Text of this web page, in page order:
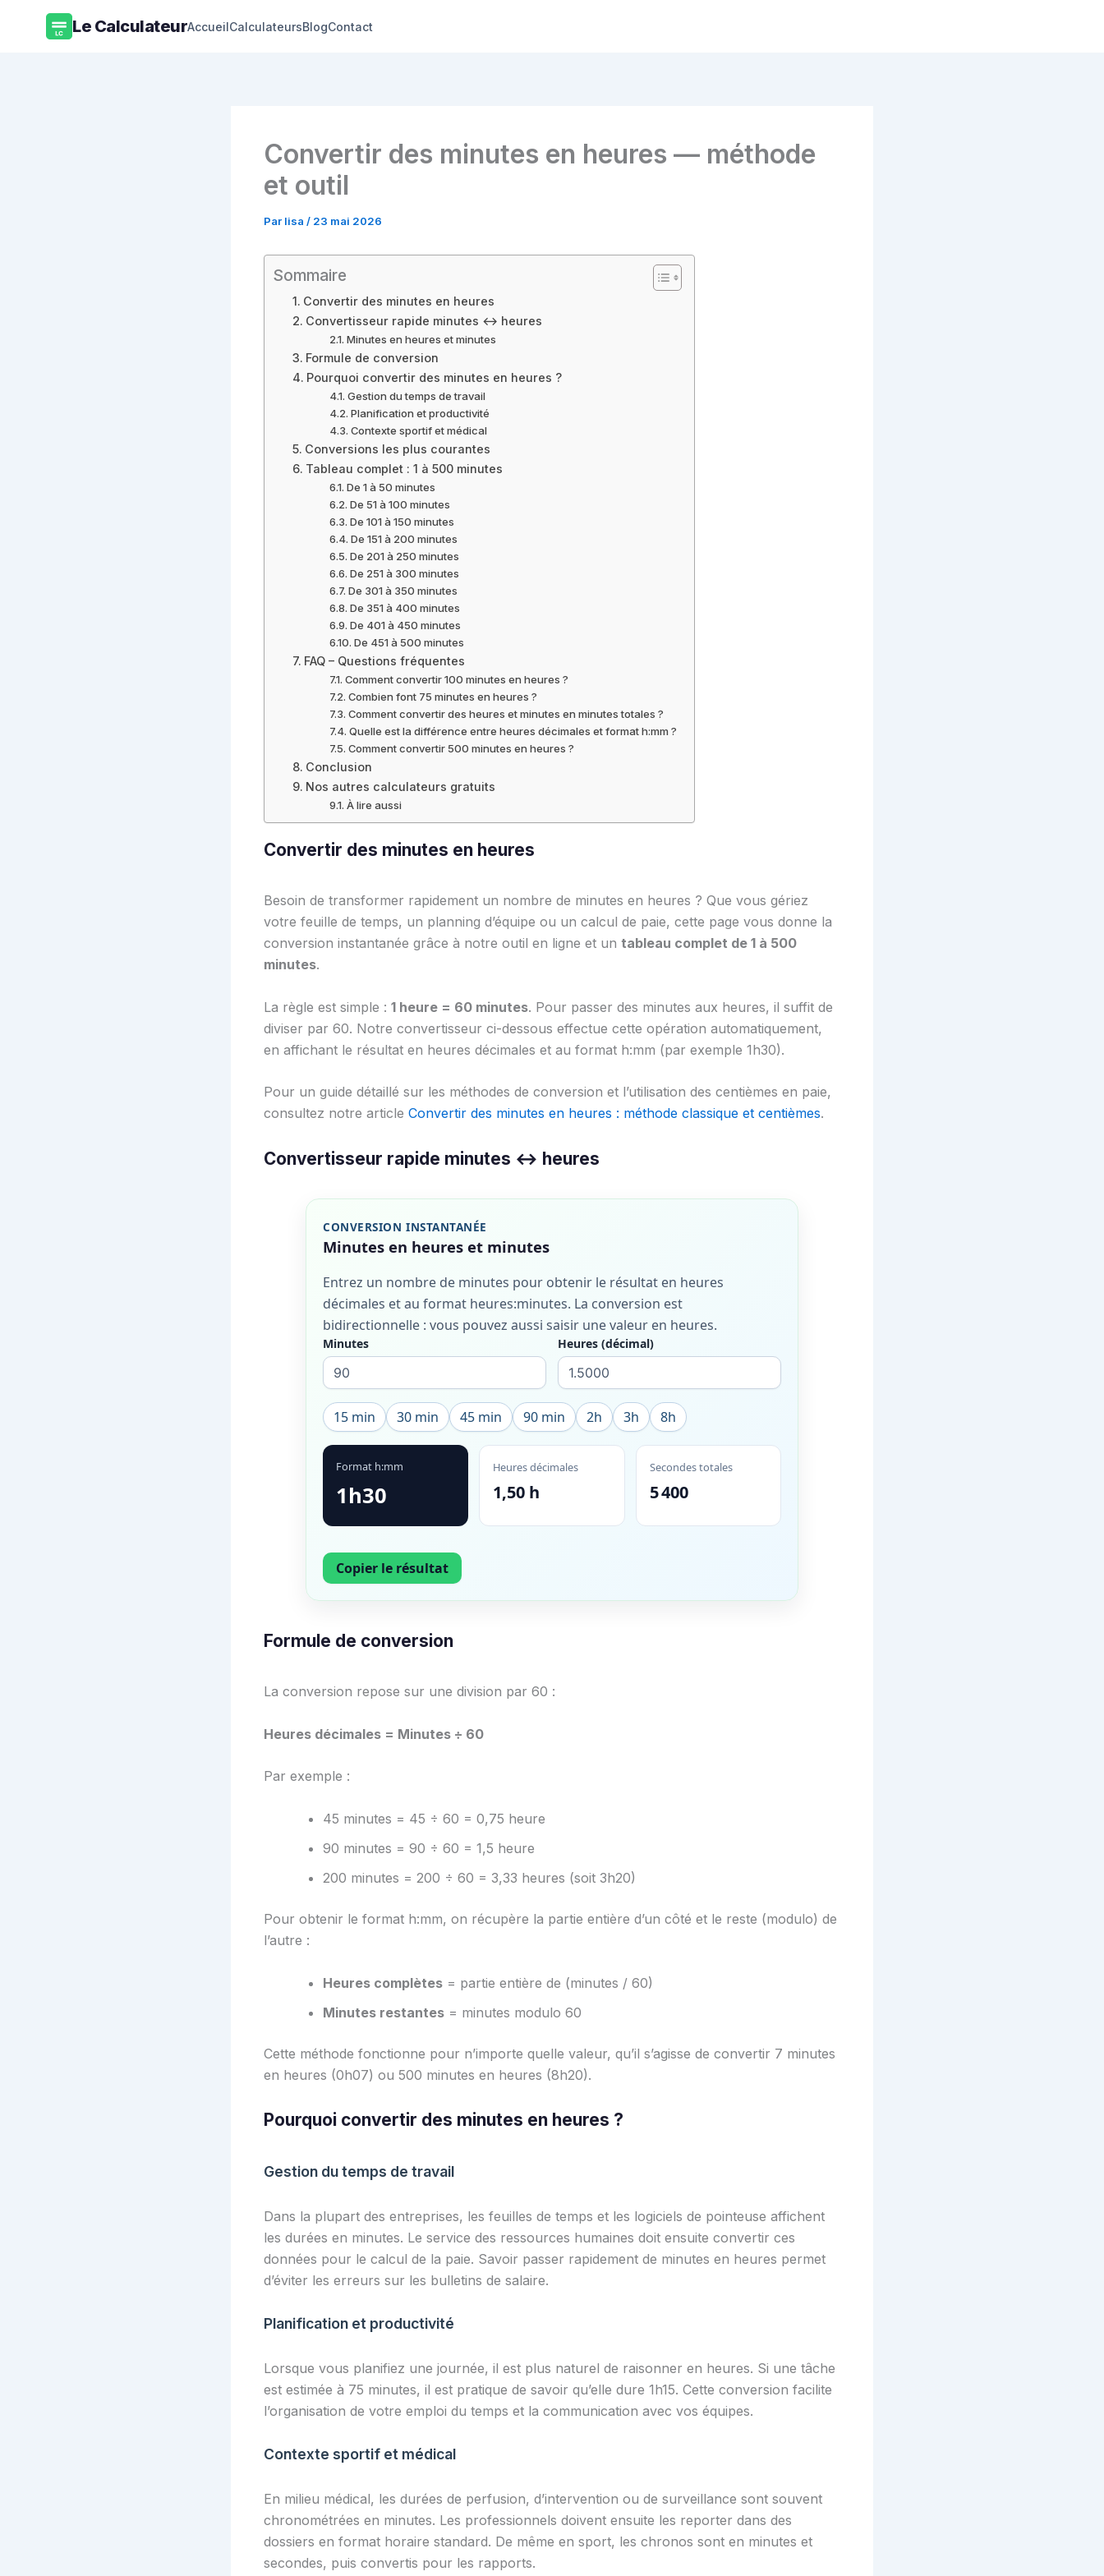
Le CalculateurAccueilCalculateursBlogContact
Convertir des minutes en heures — méthode
et outil
Par lisa / 23 mai 2026
Sommaire
Convertir des minutes en heures
Convertisseur rapide minutes ↔ heures
Minutes en heures et minutes
Formule de conversion
Pourquoi convertir des minutes en heures ?
Gestion du temps de travail
Planification et productivité
Contexte sportif et médical
Conversions les plus courantes
Tableau complet : 1 à 500 minutes
De 1 à 50 minutes
De 51 à 100 minutes
De 101 à 150 minutes
De 151 à 200 minutes
De 201 à 250 minutes
De 251 à 300 minutes
De 301 à 350 minutes
De 351 à 400 minutes
De 401 à 450 minutes
De 451 à 500 minutes
FAQ – Questions fréquentes
Comment convertir 100 minutes en heures ?
Combien font 75 minutes en heures ?
Comment convertir des heures et minutes en minutes totales ?
Quelle est la différence entre heures décimales et format h:mm ?
Comment convertir 500 minutes en heures ?
Conclusion
Nos autres calculateurs gratuits
À lire aussi
Convertir des minutes en heures
Besoin de transformer rapidement un nombre de minutes en heures ? Que vous gériez
votre feuille de temps, un planning d’équipe ou un calcul de paie, cette page vous donne la
conversion instantanée grâce à notre outil en ligne et un tableau complet de 1 à 500
minutes.
La règle est simple : 1 heure = 60 minutes. Pour passer des minutes aux heures, il suffit de
diviser par 60. Notre convertisseur ci-dessous effectue cette opération automatiquement,
en affichant le résultat en heures décimales et au format h:mm (par exemple 1h30).
Pour un guide détaillé sur les méthodes de conversion et l’utilisation des centièmes en paie,
consultez notre article Convertir des minutes en heures : méthode classique et centièmes.
Convertisseur rapide minutes ↔ heures
CONVERSION INSTANTANÉE
Minutes en heures et minutes
Entrez un nombre de minutes pour obtenir le résultat en heures
décimales et au format heures:minutes. La conversion est
bidirectionnelle : vous pouvez aussi saisir une valeur en heures.
Minutes Heures (décimal)
15 min 30 min 45 min 90 min 2h 3h 8h
Format h:mm
1h30
Heures décimales
1,50 h
Secondes totales
5 400
Copier le résultat
Formule de conversion
La conversion repose sur une division par 60 :
Heures décimales = Minutes ÷ 60
Par exemple :
45 minutes = 45 ÷ 60 = 0,75 heure
90 minutes = 90 ÷ 60 = 1,5 heure
200 minutes = 200 ÷ 60 = 3,33 heures (soit 3h20)
Pour obtenir le format h:mm, on récupère la partie entière d’un côté et le reste (modulo) de
l’autre :
Heures complètes= partie entière de (minutes / 60)
Minutes restantes= minutes modulo 60
Cette méthode fonctionne pour n’importe quelle valeur, qu’il s’agisse de convertir 7 minutes
en heures (0h07) ou 500 minutes en heures (8h20).
Pourquoi convertir des minutes en heures ?
Gestion du temps de travail
Dans la plupart des entreprises, les feuilles de temps et les logiciels de pointeuse affichent
les durées en minutes. Le service des ressources humaines doit ensuite convertir ces
données pour le calcul de la paie. Savoir passer rapidement de minutes en heures permet
d’éviter les erreurs sur les bulletins de salaire.
Planification et productivité
Lorsque vous planifiez une journée, il est plus naturel de raisonner en heures. Si une tâche
est estimée à 75 minutes, il est pratique de savoir qu’elle dure 1h15. Cette conversion facilite
l’organisation de votre emploi du temps et la communication avec vos équipes.
Contexte sportif et médical
En milieu médical, les durées de perfusion, d’intervention ou de surveillance sont souvent
chronométrées en minutes. Les professionnels doivent ensuite les reporter dans des
dossiers en format horaire standard. De même en sport, les chronos sont en minutes et
secondes, puis convertis pour les rapports.